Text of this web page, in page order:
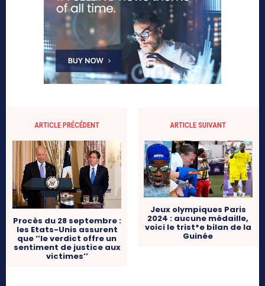
ARTICLE PRÉCÉDENT
Procès du 28 septembre :
les Etats-Unis assurent
que ‘’le verdict offre un
sentiment de justice aux
victimes’’
ARTICLE SUIVANT
Jeux olympiques Paris
2024 : aucune médaille,
voici le trist*e bilan de la
Guinée